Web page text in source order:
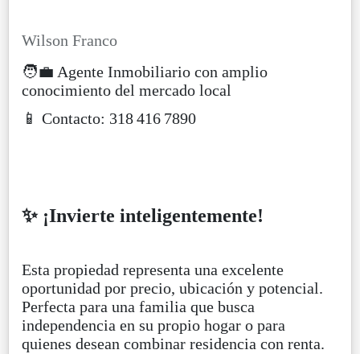
Wilson Franco
🧑‍💼 Agente Inmobiliario con amplio
conocimiento del mercado local
📱 Contacto: 318 416 7890
✨ ¡Invierte inteligentemente!
Esta propiedad representa una excelente
oportunidad por precio, ubicación y potencial.
Perfecta para una familia que busca
independencia en su propio hogar o para
quienes desean combinar residencia con renta.